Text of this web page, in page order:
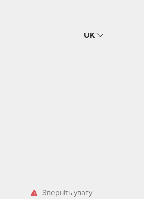
UK
Зверніть увагу